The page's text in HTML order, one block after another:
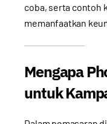
coba, serta contoh
memanfaatkan
Mengapa
untuk